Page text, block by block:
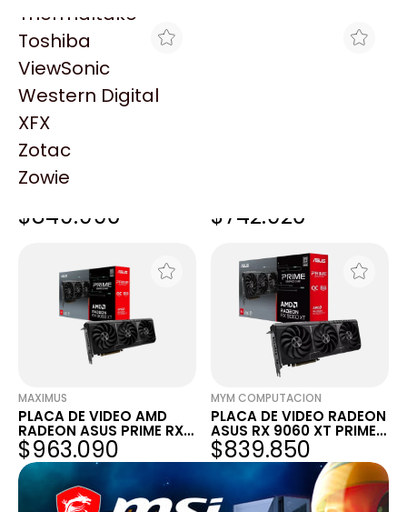
Thermaltake
Toshiba
ViewSonic
Western Digital
XFX
Zotac
Zowie
PLACA DE VIDEO ASUS
$849.990 EDITION
$742.920
MAXIMUS
PLACA DE VIDEO AMD
RADEON ASUS PRIME RX
9060 XT 8GB OC GDDR6
$963.090
MYM COMPUTACION
PLACA DE VIDEO RADEON
ASUS RX 9060 XT PRIME
8GB OC PRIME-
RX9060XT-O8G
$839.850